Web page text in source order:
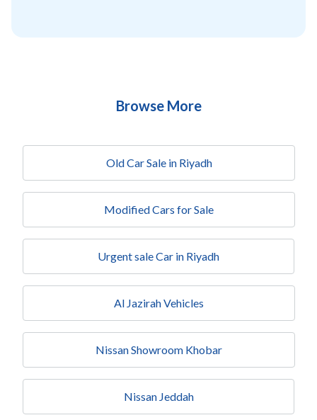
Browse More
Old Car Sale in Riyadh​
Modified Cars for Sale
Urgent sale Car in Riyadh
Al Jazirah Vehicles
Nissan Showroom Khobar​
Nissan Jeddah​